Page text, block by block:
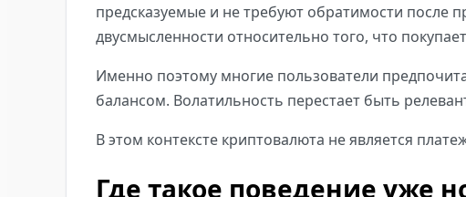
предсказуемые и не требуют обратимости после
двусмысленности относительно того, что
Именно поэтому многие пользователи
балансом. Волатильность перестает быть
В этом контексте криптовалюта не является
Где такое поведение уже